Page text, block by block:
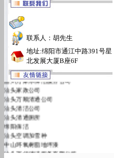
联系人：胡先生
地址:绵阳市通江中路391号星
北发展大厦B座6F
温州万家乐保洁服务公司
汕头家政公司
汕头万顺清通公司
汕头清洁公司
汕头清通厕所
绵阳保洁
汕头空调加雪种
中山环氧树脂地坪漆
汕头万佳清洁服务有限公司